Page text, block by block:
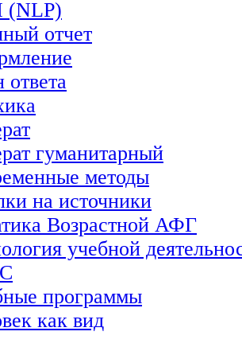
отчет
ответа
гуманитарный
методы
на источники
Возрастной АФГ
учебной
программы
как вид